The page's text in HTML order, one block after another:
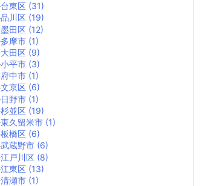
台東区 (31)
品川区 (19)
墨田区 (12)
多摩市 (1)
大田区 (9)
小平市 (3)
府中市 (1)
文京区 (6)
日野市 (1)
杉並区 (19)
東久留米市 (1)
板橋区 (6)
武蔵野市 (6)
江戸川区 (8)
江東区 (13)
清瀬市 (1)